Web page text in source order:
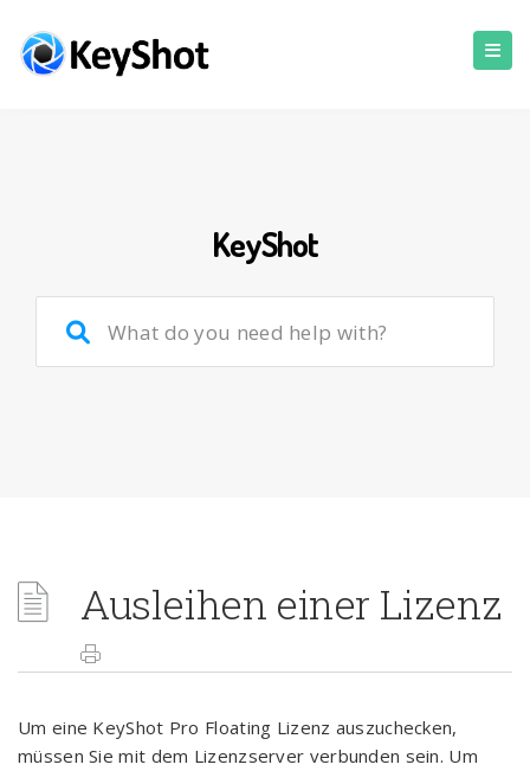
KeyShot
Ausleihen einer Lizenz
Um eine KeyShot Pro Floating Lizenz auszuchecken,
müssen Sie mit dem Lizenzserver verbunden sein. Um